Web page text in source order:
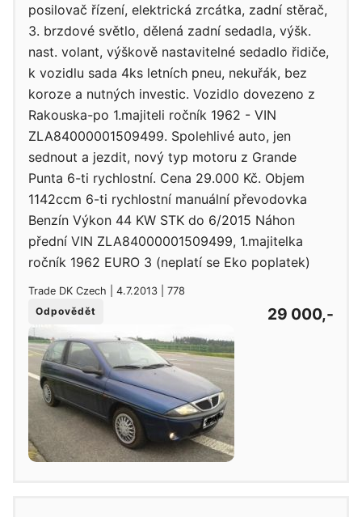
posilovač řízení, elektrická zrcátka, zadní stěrač,
3. brzdové světlo, dělená zadní sedadla, výšk.
nast. volant, výškově nastavitelné sedadlo řidiče,
k vozidlu sada 4ks letních pneu, nekuřák, bez
koroze a nutných investic. Vozidlo dovezeno z
Rakouska-po 1.majiteli ročník 1962 - VIN
ZLA84000001509499. Spolehlivé auto, jen
sednout a jezdit, nový typ motoru z Grande
Punta 6-ti rychlostní. Cena 29.000 Kč. Objem
1142ccm 6-ti rychlostní manuální převodovka
Benzín Výkon 44 KW STK do 6/2015 Náhon
přední VIN ZLA84000001509499, 1.majitelka
ročník 1962 EURO 3 (neplatí se Eko poplatek)
Trade DK Czech | 4.7.2013 | 778
Odpovědět
29 000,-